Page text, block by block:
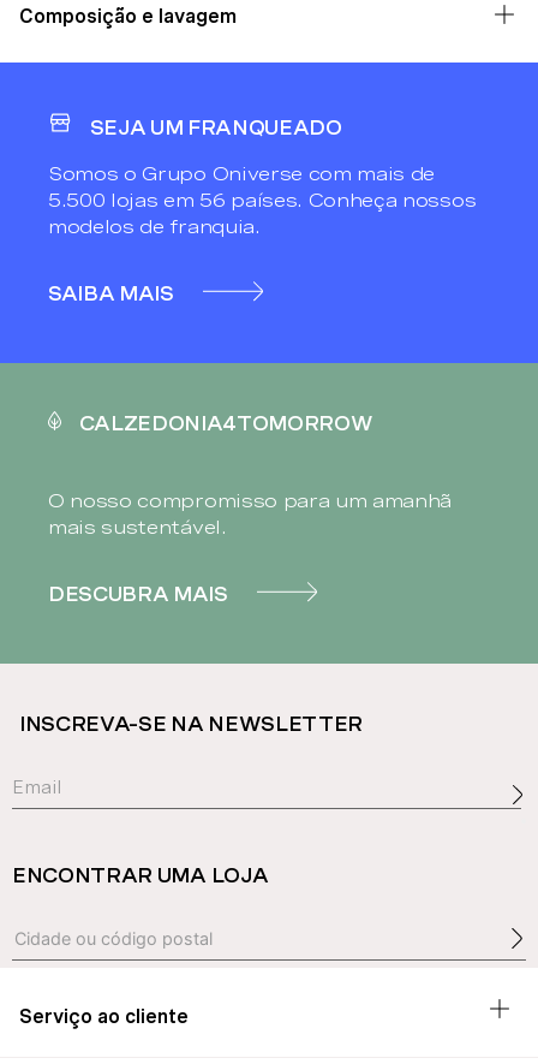
Composição e lavagem
SEJA UM FRANQUEADO
Somos o Grupo Oniverse com mais de
5.500 lojas em 56 países. Conheça nossos
modelos de franquia.
SAIBA MAIS
CALZEDONIA4TOMORROW
O nosso compromisso para um amanhã
mais sustentável.
DESCUBRA MAIS
INSCREVA-SE NA NEWSLETTER
ENCONTRAR UMA LOJA
Serviço ao cliente